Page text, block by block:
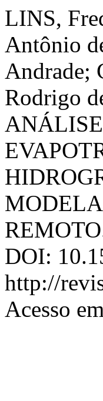
LINS,
Antônio
Andrade;
Rodrigo
DOI:
http://
Acesso